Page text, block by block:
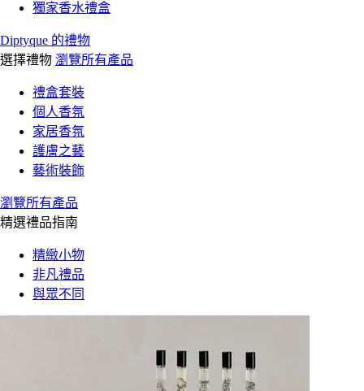
獨家香水禮盒
Diptyque 的禮物
選擇禮物 瀏覽所有產品
禮盒套裝
個人香氛
家居香氛
護膚之藝
藝術裝飾
瀏覽所有產品
精選禮品指南
精緻小物
非凡禮品
與眾不同